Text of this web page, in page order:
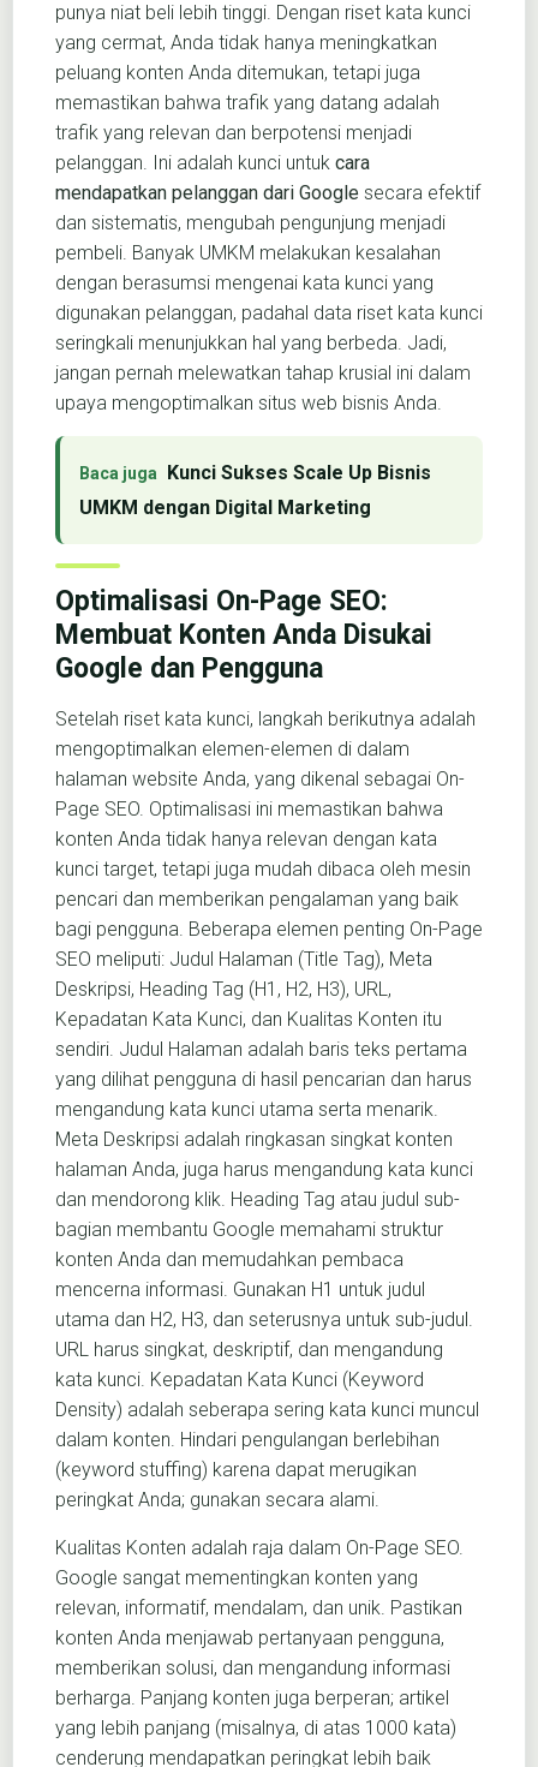
punya niat beli lebih tinggi. Dengan riset kata kunci
yang cermat, Anda tidak hanya meningkatkan
peluang konten Anda ditemukan, tetapi juga
memastikan bahwa trafik yang datang adalah
trafik yang relevan dan berpotensi menjadi
pelanggan. Ini adalah kunci untuk cara
mendapatkan pelanggan dari Google secara efektif
dan sistematis, mengubah pengunjung menjadi
pembeli. Banyak UMKM melakukan kesalahan
dengan berasumsi mengenai kata kunci yang
digunakan pelanggan, padahal data riset kata kunci
seringkali menunjukkan hal yang berbeda. Jadi,
jangan pernah melewatkan tahap krusial ini dalam
upaya mengoptimalkan situs web bisnis Anda.
Kunci Sukses Scale Up Bisnis
UMKM dengan Digital Marketing
Optimalisasi On-Page SEO:
Membuat Konten Anda Disukai
Google dan Pengguna
Setelah riset kata kunci, langkah berikutnya adalah
mengoptimalkan elemen-elemen di dalam
halaman website Anda, yang dikenal sebagai On-
Page SEO. Optimalisasi ini memastikan bahwa
konten Anda tidak hanya relevan dengan kata
kunci target, tetapi juga mudah dibaca oleh mesin
pencari dan memberikan pengalaman yang baik
bagi pengguna. Beberapa elemen penting On-Page
SEO meliputi: Judul Halaman (Title Tag), Meta
Deskripsi, Heading Tag (H1, H2, H3), URL,
Kepadatan Kata Kunci, dan Kualitas Konten itu
sendiri. Judul Halaman adalah baris teks pertama
yang dilihat pengguna di hasil pencarian dan harus
mengandung kata kunci utama serta menarik.
Meta Deskripsi adalah ringkasan singkat konten
halaman Anda, juga harus mengandung kata kunci
dan mendorong klik. Heading Tag atau judul sub-
bagian membantu Google memahami struktur
konten Anda dan memudahkan pembaca
mencerna informasi. Gunakan H1 untuk judul
utama dan H2, H3, dan seterusnya untuk sub-judul.
URL harus singkat, deskriptif, dan mengandung
kata kunci. Kepadatan Kata Kunci (Keyword
Density) adalah seberapa sering kata kunci muncul
dalam konten. Hindari pengulangan berlebihan
(keyword stuffing) karena dapat merugikan
peringkat Anda; gunakan secara alami.
Kualitas Konten adalah raja dalam On-Page SEO.
Google sangat mementingkan konten yang
relevan, informatif, mendalam, dan unik. Pastikan
konten Anda menjawab pertanyaan pengguna,
memberikan solusi, dan mengandung informasi
berharga. Panjang konten juga berperan; artikel
yang lebih panjang (misalnya, di atas 1000 kata)
cenderung mendapatkan peringkat lebih baik